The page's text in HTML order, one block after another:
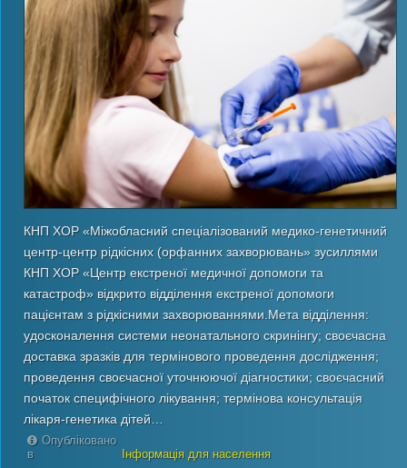
КНП ХОР «Міжобласний спеціалізований медико-генетичний
центр-центр рідкісних (орфанних захворювань» зусиллями
КНП ХОР «Центр екстреної медичної допомоги та
катастроф» відкрито відділення екстреної допомоги
пацієнтам з рідкісними захворюваннями.Мета відділення:
удосконалення системи неонатального скринінгу; своєчасна
доставка зразків для термінового проведення дослідження;
проведення своєчасної уточнюючої діагностики; своєчасний
початок специфічного лікування; термінова консультація
лікаря-генетика дітей…
Опубліковано
в
Інформація для населення